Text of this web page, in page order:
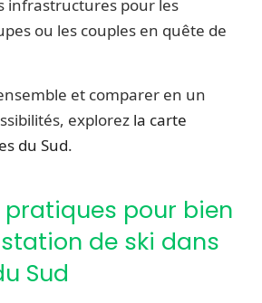
infrastructures pour les
ou les couples en quête de
et comparer en un
explorez la carte
du Sud.
pour bien
de ski dans
Sud